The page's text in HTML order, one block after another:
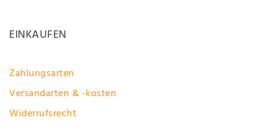
EINKAUFEN
Zahlungsarten
Versandarten & -kosten
Widerrufsrecht